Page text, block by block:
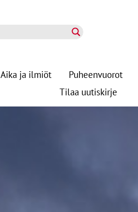
Aika ja ilmiöt Puheenvuorot
Tilaa uutiskirje